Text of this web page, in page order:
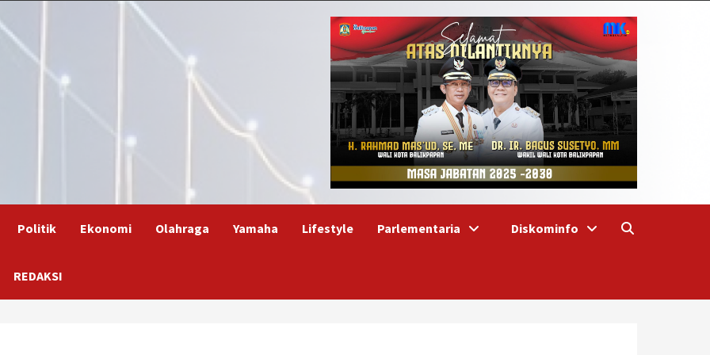
Politik Ekonomi Olahraga Yamaha Lifestyle Parlementaria Diskominfo
REDAKSI